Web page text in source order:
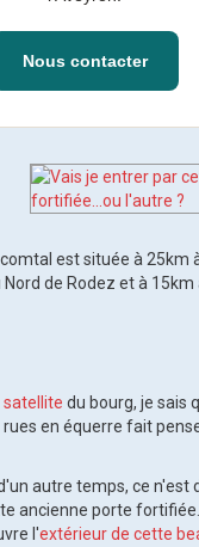
Nous contacter
est située à 25km
de Rodez et à 15km
satellite du bourg, je sais
en équerre fait
autre temps, ce n'est
ancienne porte
l'extérieur de cette